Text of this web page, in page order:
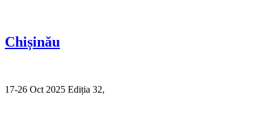
Chișinău
17-26 Oct 2025 Ediția 32,